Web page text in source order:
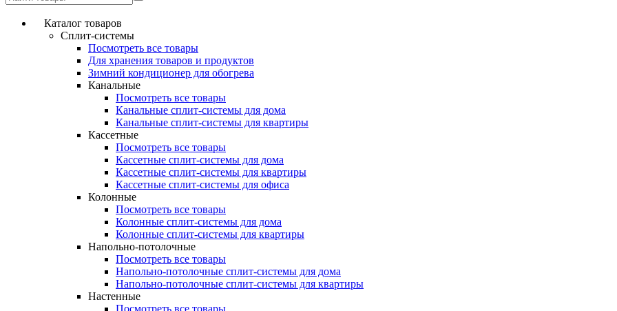
Каталог товаров
Сплит-системы
Посмотреть все товары
Для хранения товаров и продуктов
Зимний кондиционер для обогрева
Канальные
Посмотреть все товары
Канальные сплит-системы для дома
Канальные сплит-системы для квартиры
Кассетные
Посмотреть все товары
Кассетные сплит-системы для дома
Кассетные сплит-системы для квартиры
Кассетные сплит-системы для офиса
Колонные
Посмотреть все товары
Колонные сплит-системы для дома
Колонные сплит-системы для квартиры
Напольно-потолочные
Посмотреть все товары
Напольно-потолочные сплит-системы для дома
Напольно-потолочные сплит-системы для квартиры
Настенные
Посмотреть все товары